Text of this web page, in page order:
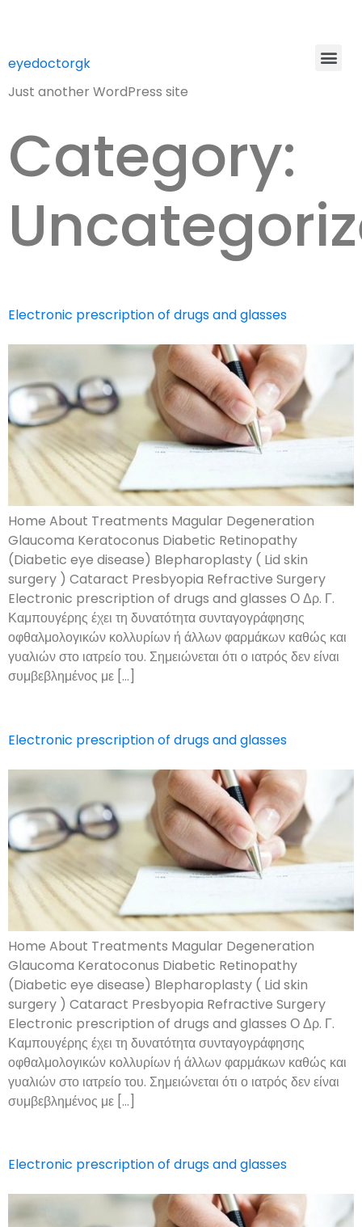
eyedoctorgk
Just another WordPress site
Category:
Electronic prescription of drugs and glasses
Home About Treatments Magular Degeneration
Glaucoma Keratoconus Diabetic Retinopathy
(Diabetic eye disease) Blepharoplasty ( Lid skin
surgery ) Cataract Presbyopia Refractive Surgery
Electronic prescription of drugs and glasses Ο Δρ. Γ.
Καμπουγέρης έχει τη δυνατότητα συνταγογράφησης
οφθαλμολογικών κολλυρίων ή άλλων φαρμάκων καθώς και
γυαλιών στο ιατρείο του. Σημειώνεται ότι ο ιατρός δεν είναι
συμβεβλημένος με […]
Electronic prescription of drugs and glasses
Home About Treatments Magular Degeneration
Glaucoma Keratoconus Diabetic Retinopathy
(Diabetic eye disease) Blepharoplasty ( Lid skin
surgery ) Cataract Presbyopia Refractive Surgery
Electronic prescription of drugs and glasses Ο Δρ. Γ.
Καμπουγέρης έχει τη δυνατότητα συνταγογράφησης
οφθαλμολογικών κολλυρίων ή άλλων φαρμάκων καθώς και
γυαλιών στο ιατρείο του. Σημειώνεται ότι ο ιατρός δεν είναι
συμβεβλημένος με […]
Electronic prescription of drugs and glasses